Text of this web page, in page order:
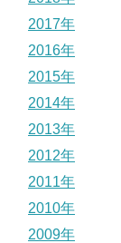
2017年
2016年
2015年
2014年
2013年
2012年
2011年
2010年
2009年